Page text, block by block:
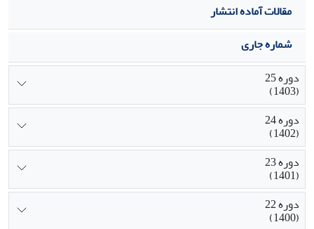
مقالات آماده انتشار
شماره جاری
دوره 25
(1403)
دوره 24
(1402)
دوره 23
(1401)
دوره 22
(1400)